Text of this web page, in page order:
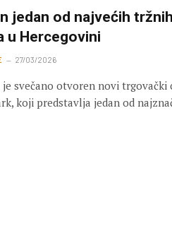
jedan od najvećih tržnih
u Hercegovini
27/03/2026
svečano otvoren novi trgovački
koji predstavlja jedan od